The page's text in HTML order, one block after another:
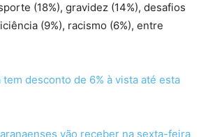
(18%), gravidez (14%), desafios
(9%), racismo (6%), entre
tem desconto de 6% à vista até esta
vão receber na sexta-feira